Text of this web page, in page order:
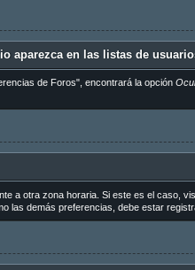
aparezca en las listas de
de Foros", encontrará la opción
a otra zona horaria. Si este es el caso,
las demás preferencias, debe estar